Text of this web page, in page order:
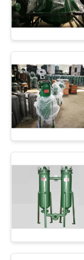
CASOS
NEWS
MAPA
DO
SITE
PRIVACY
POLICY